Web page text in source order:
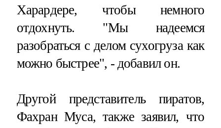
Харардере, чтобы немного
отдохнуть. "Мы надеемся
разобраться с делом сухогруза как
можно быстрее", - добавил он.
Другой представитель пиратов,
Фахран Муса, также заявил, что